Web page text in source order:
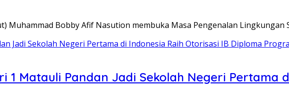
Muhammad Bobby Afif Nasution membuka Masa Pengenalan Lingkungan
1 Matauli Pandan Jadi Sekolah Negeri Pertama